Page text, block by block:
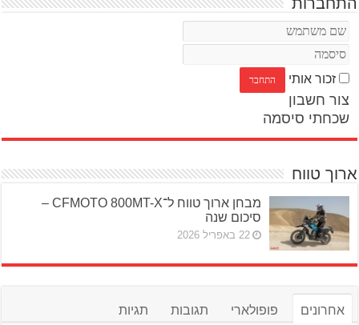
זכור אותי
צור חשבון
שכחתי סיסמה
ארוך טווח
מבחן ארוך טווח ל־CFMOTO 800MT-X –
סיכום שנה
22 באפריל 2026
אחרונים פופולארי תגובות תגיות